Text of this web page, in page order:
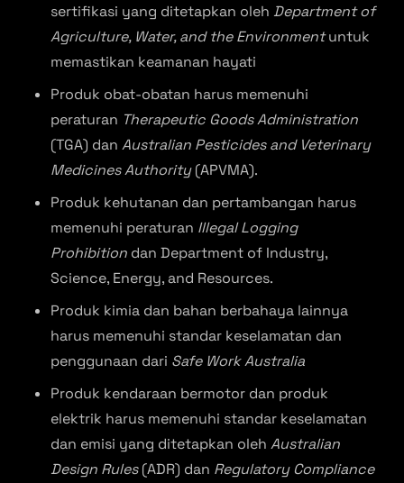
sertifikasi yang ditetapkan oleh Department of
Agriculture, Water, and the Environmentuntuk
memastikan keamanan hayati
Produk obat-obatan harus memenuhi
peraturan Therapeutic Goods Administration
(TGA) dan Australian Pesticides and Veterinary
Medicines Authority(APVMA).
Produk kehutanan dan pertambangan harus
memenuhi peraturan Illegal Logging
Prohibition dan Department of Industry,
Science, Energy, and Resources.
Produk kimia dan bahan berbahaya lainnya
harus memenuhi standar keselamatan dan
penggunaan dari Safe Work Australia
Produk kendaraan bermotor dan produk
elektrik harus memenuhi standar keselamatan
dan emisi yang ditetapkan oleh Australian
Design Rules(ADR) dan Regulatory Compliance